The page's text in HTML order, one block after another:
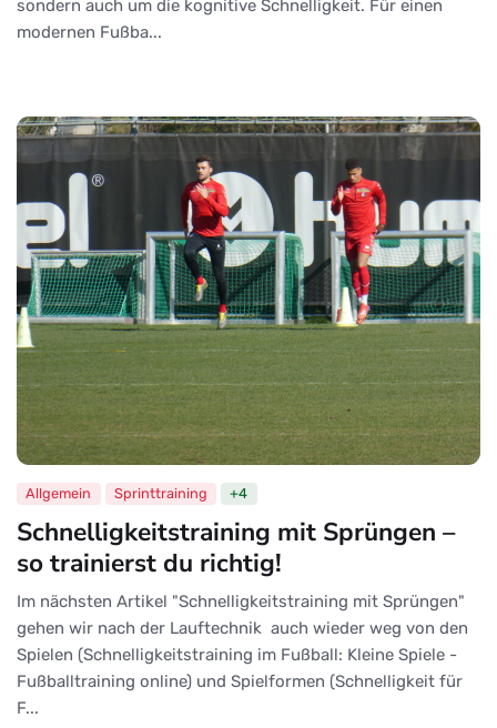
sondern auch um die kognitive Schnelligkeit. Für einen
modernen Fußba...
Schnelligkeitstraining mit Sprüngen –
so trainierst du richtig!
Im nächsten Artikel "Schnelligkeitstraining mit Sprüngen"
gehen wir nach der Lauftechnik auch wieder weg von den
Spielen (Schnelligkeitstraining im Fußball: Kleine Spiele -
Fußballtraining online) und Spielformen (Schnelligkeit für
F...
Allgemein Sprinttraining +4